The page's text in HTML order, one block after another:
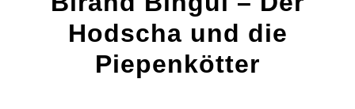
Hodscha und die
Piepenkötter